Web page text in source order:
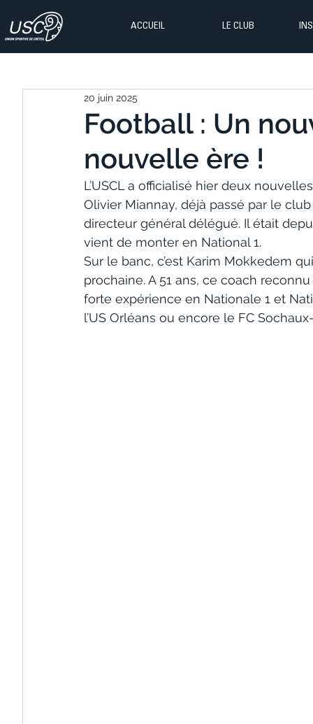
ACCUEIL LE CLUB
Football : Un
nouvelle ère !
20 juin 2025
L’USCL a officialisé hier deux
Olivier Miannay, déjà passé par le
directeur général délégué. Il était
vient de monter en National 1.
Sur le banc, c’est Karim Mokkedem
prochaine. A 51 ans, ce coach
forte expérience en Nationale 1 et
l’US Orléans ou encore le FC